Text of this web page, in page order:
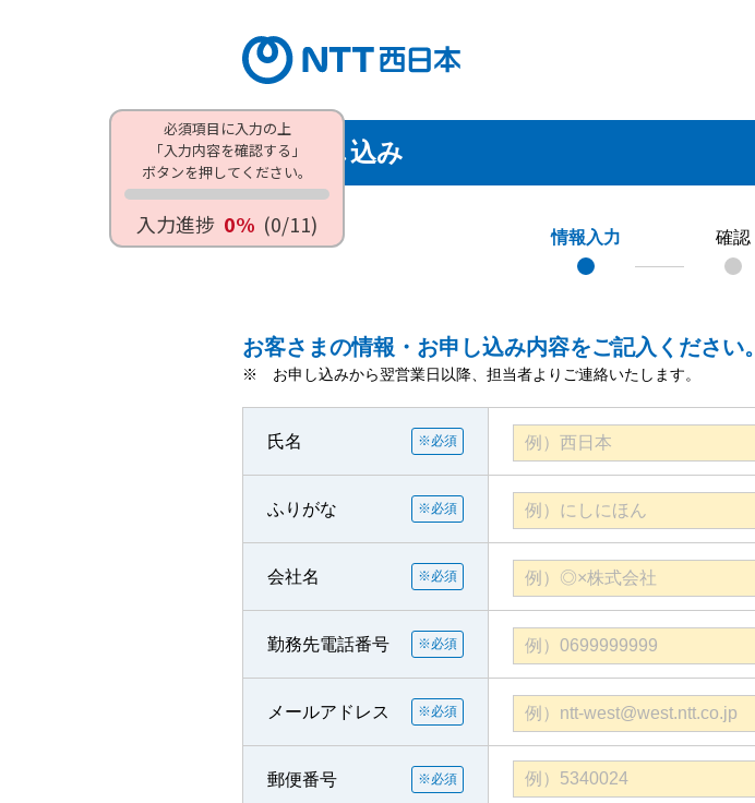
お申し込み
情報入力 確認
お客さまの情報・お申し込み内容をご記入ください。
※ お申し込みから翌営業日以降、担当者よりご連絡いたします。
氏名 ※必須
ふりがな ※必須
会社名 ※必須
勤務先電話番号 ※必須
メールアドレス ※必須
郵便番号 ※必須
必須項目に入力の上
「入力内容を確認する」
ボタンを押してください。
入力進捗 0% (0/11)